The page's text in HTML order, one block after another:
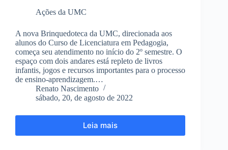
Ações da UMC
A nova Brinquedoteca da UMC, direcionada aos
alunos do Curso de Licenciatura em Pedagogia,
começa seu atendimento no início do 2º semestre. O
espaço com dois andares está repleto de livros
infantis, jogos e recursos importantes para o processo
de ensino-aprendizagem.…
Renato Nascimento
sábado, 20, de agosto de 2022
Leia mais